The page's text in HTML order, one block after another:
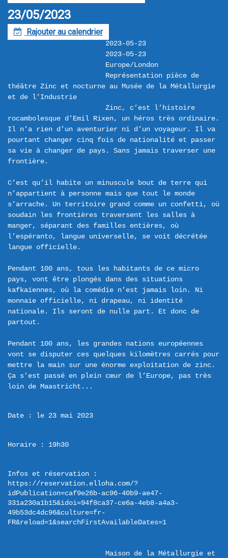
23/05/2023
F Rajouter au calendrier
2023-05-23
2023-05-23
Europe/London
Représentation pièce de
théâtre Zinc et nocturne au Musée de la Métallurgie
et de l’Industrie
Zinc, c’est l’histoire
rocambolesque d’Emil Rixen, un héros très ordinaire.
Il n’a rien d’un aventurier ni d’un voyageur. Il va
pourtant changer cinq fois de nationalité et passer
sa vie à changer de pays. Sans jamais traverser une
frontière.
C’est qu’il habite un minuscule bout de terre qui
n’appartient à personne mais que tout le monde
s’arrache. Un territoire grand comme un confetti, où
soudain les frontières traversent les salles à
manger, séparant des familles entières, où
l’espéranto, langue universelle, se voit décrétée
langue officielle.
Pendant 100 ans, tous les habitants de ce micro
pays, vont être plongés dans des situations
kafkaïennes, où la comédie n’est jamais loin. Ni
monnaie officielle, ni drapeau, ni identité
nationale. Ils seront de nulle part. Et donc de
partout.
Pendant 100 ans, les grandes nations européennes
vont se disputer ces quelques kilomètres carrés pour
mettre la main sur une énorme exploitation de zinc.
Ça s'est passé en plein cœur de l’Europe, pas très
Date : le 23 mai 2023
Horaire : 19h30
Infos et réservation :
https://reservation.elloha.com/?
idPublication=caf9e26b-ac96-40b9-ae47-
331a230a1b15&idoi=94f8ca37-ce6a-4eb8-a4a3-
49b53dc4dc96&culture=fr-
FR&reload=1&searchFirstAvailableDates=1
Maison de la Métallurgie et